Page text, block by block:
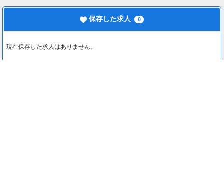
保存した求人 0
現在保存した求人はありません。